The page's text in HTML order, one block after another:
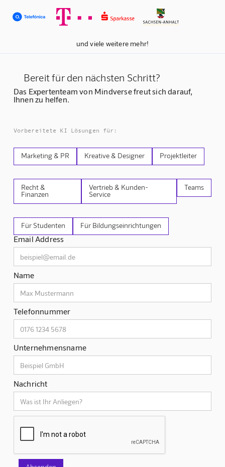
und viele weitere mehr!
Bereit für den nächsten Schritt?
Das Expertenteam von Mindverse freut sich darauf,
Ihnen zu helfen.
Vorbereitete KI Lösungen für:
Marketing & PR Kreative & Designer Projektleiter
Recht &
Finanzen
Vertrieb & Kunden-
Service
Teams
Für Studenten Für Bildungseinrichtungen
Email Address
Name
Telefonnummer
Unternehmensname
Nachricht